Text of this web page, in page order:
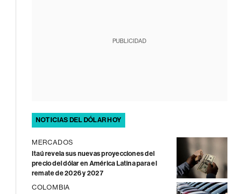
PUBLICIDAD
NOTICIAS DEL DÓLAR HOY
MERCADOS
Itaú revela sus nuevas proyecciones del
precio del dólar en América Latina para el
remate de 2026 y 2027
COLOMBIA